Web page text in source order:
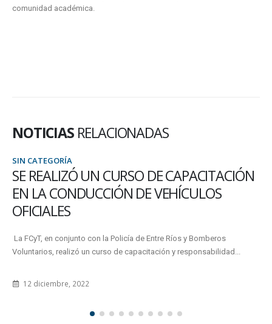
comunidad académica.
NOTICIAS RELACIONADAS
SIN CATEGORÍA
PAGO DE LA 8VA. CUOTA BECA UADER
ECONÓMICA (Sede Oro Verde/Subsede Paraná-Esc.Normal/Subsede